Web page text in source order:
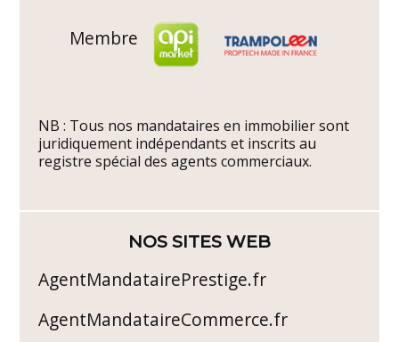
Membre
NB : Tous nos mandataires en immobilier sont
juridiquement indépendants et inscrits au
registre spécial des agents commerciaux.
NOS SITES WEB
AgentMandatairePrestige.fr
AgentMandataireCommerce.fr